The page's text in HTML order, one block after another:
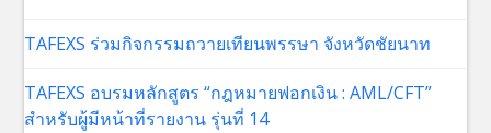
TAFEXS ร่วมกิจกรรมถวายเทียนพรรษา จังหวัดชัยนาท
TAFEXS อบรมหลักสูตร “กฎหมายฟอกเงิน : AML/CFT”
สำหรับผู้มีหน้าที่รายงาน รุ่นที่ 14